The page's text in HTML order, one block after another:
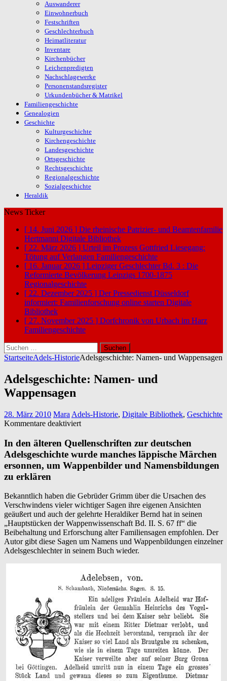
Auswanderer
Einwohnerbuch
Festschriften
Geschlechterbuch
Heimatliteratur
Inventare
Kirchenbücher
Leichenpredigten
Nachschlagewerke
Personenstandsregister
Urkundenbücher & Matrikel
Familiengeschichte
Genealogien
Geschichte
Kulturgeschichte
Kirchengeschichte
Landesgeschichte
Ortsgeschichte
Rechtsgeschichte
Regionalgeschichte
Sozialgeschichte
Heraldik
News Ticker
[ 14. Juni 2026 ] Die rheinische Patrizier- und Beamtenfamilie
Hertmanni Digitale Bibliothek
[ 22. März 2026 ] Urteil im Prozess Gottfried Liesegang:
Tötung auf Verlangen Familiengeschichte
[ 16. Januar 2026 ] Leipziger Geschlechter Bd. 3 : Die
Reformierte Bevölkerung Leipzigs 1700-1875
Regionalgeschichte
[ 22. Dezember 2025 ] Der Pressedienst Düsseldorf
informiert: Familienforschung online starten Digitale
Bibliothek
[ 27. November 2025 ] Dorfchronik von Urbach im Harz
Familiengeschichte
Suchen
nach:
StartseiteAdels-HistorieAdelsgeschichte: Namen- und Wappensagen
Adelsgeschichte: Namen- und
Wappensagen
28. März 2010 Mara Adels-Historie, Digitale Bibliothek, Geschichte
Kommentare deaktiviertfür
Namen-
und
Wappensagen
In den älteren Quellenschriften zur deutschen
Adelsgeschichte wurde manches läppische Märchen
ersonnen, um Wappenbilder und Namensbildungen
zu erklären
Bekanntlich haben die Gebrüder Grimm über die Ursachen des
Verschwindens vieler wichtiger Sagen ihre eigenen Ansichten
geäußert und auch der gelehrte Heraldiker Bernd hat in seinen
„Hauptstücken der Wappenwissenschaft Bd. II. S. 67 ff“ die
Beibehaltung und Erforschung alter Familiensagen empfohlen. Der
Autor gibt diese Sagen um Namens und Wappenbildungen einzelner
Adelsgeschlechter in seinem Buch wieder.